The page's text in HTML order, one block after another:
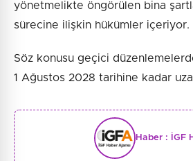
yönetmelikte öngörülen bina
sürecine ilişkin hükümler içeriyor.
Söz konusu geçici
1 Ağustos 2028 tarihine kadar
Haber : İGF